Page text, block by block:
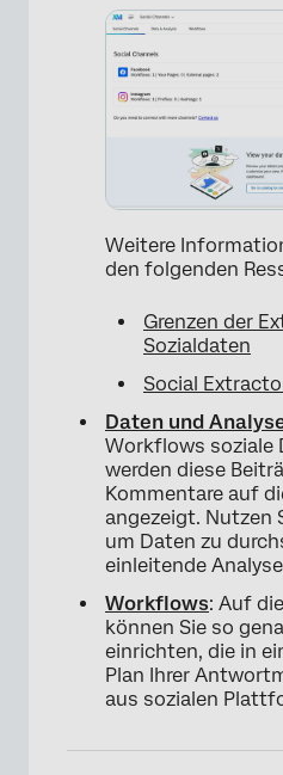
Weitere
den folgenden
Grenzen der
Sozialdaten
Social
Daten und
Workflows soziale
werden diese
Kommentare auf
angezeigt. Nutzen
um Daten zu
einleitende
Workflows: Auf
können Sie so
einrichten, die in
Plan Ihrer
aus sozialen